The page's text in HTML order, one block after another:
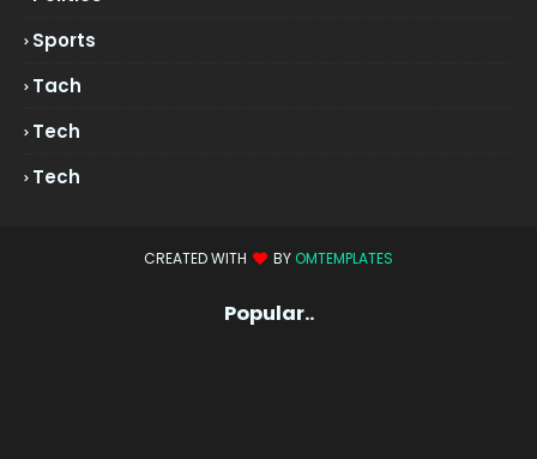
Sports
Tach
Tech
Tech
CREATED WITH BY OMTEMPLATES
Popular..